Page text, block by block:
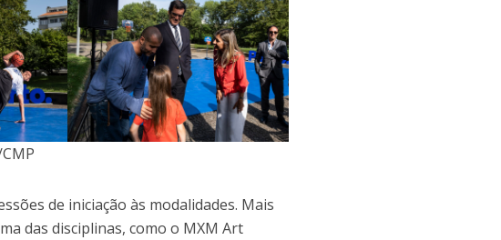
de iniciação às modalidades. Mais
das disciplinas, como o MXM Art